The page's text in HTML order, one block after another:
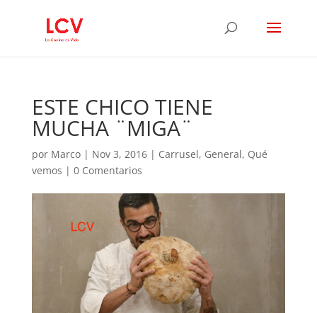
ESTE CHICO TIENE
MUCHA ¨MIGA¨
por Marco| Nov 3, 2016| Carrusel, General, Qué
vemos | 0 Comentarios